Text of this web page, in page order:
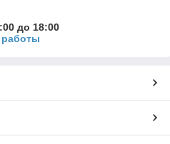
до 18:00
работы